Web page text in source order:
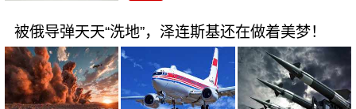
被俄导弹天天“洗地”，泽连斯基还在做着美梦！